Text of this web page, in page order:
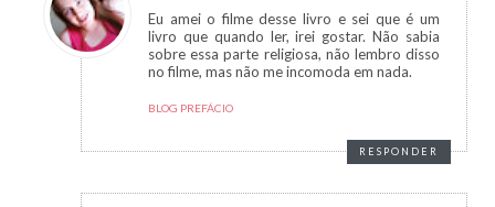
Eu amei o filme desse livro e sei que é um
livro que quando ler, irei gostar. Não sabia
sobre essa parte religiosa, não lembro disso
no filme, mas não me incomoda em nada.
BLOG PREFÁCIO
RESPONDER